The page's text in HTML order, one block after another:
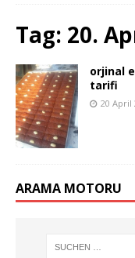
Tag: 20.
orjinal
tarifi
20 April
ARAMA MOTORU